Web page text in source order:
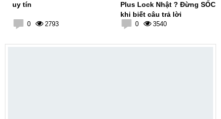
uy tín
0 2793
Plus Lock Nhật ? Đừng SỐC
khi biết câu trả lời
0 3540